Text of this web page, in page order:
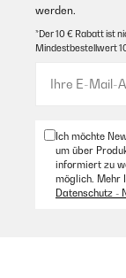
werden.
*Der 10 € Rabatt ist
Mindestbestellwert
Ich möchte
um über
informiert zu
möglich. Mehr
Datenschutz -